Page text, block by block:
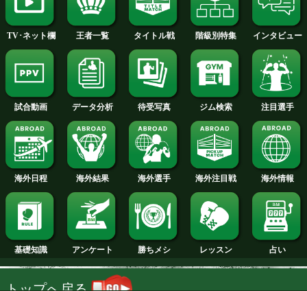
2014年
2013年
2012年
2011年
2010年